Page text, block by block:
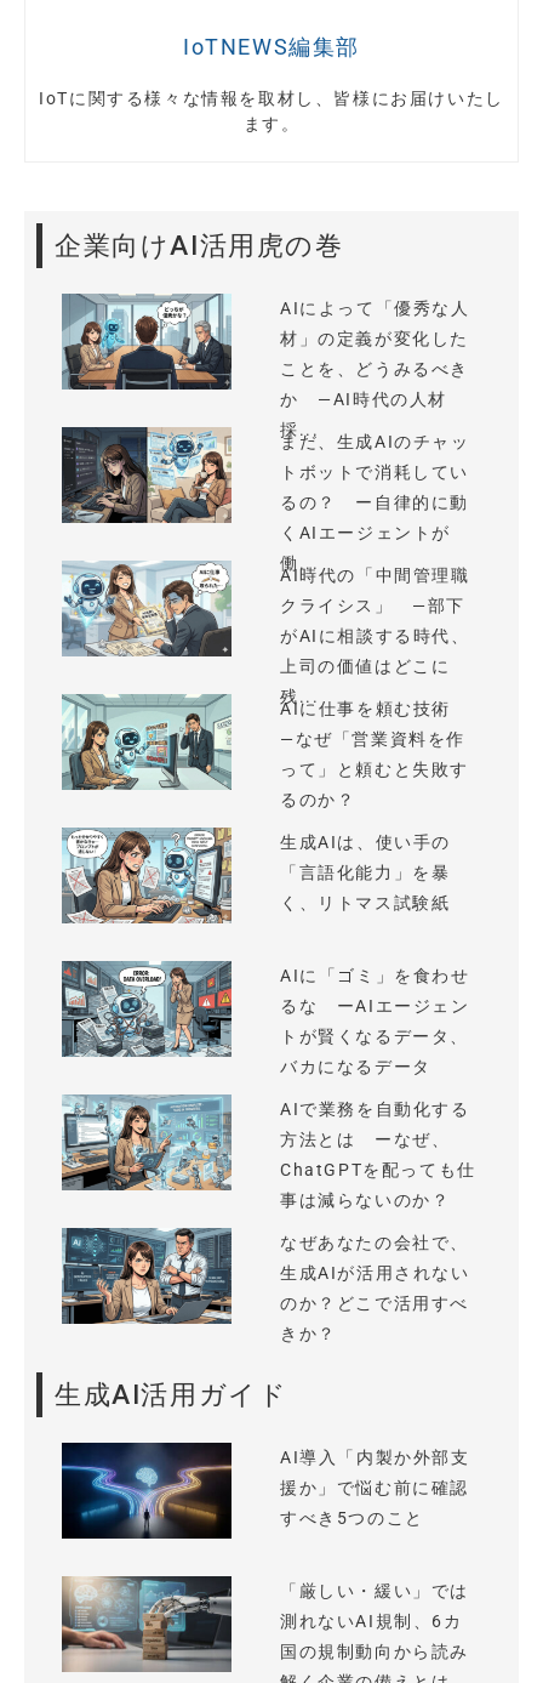
IoTNEWS編集部
IoTに関する様々な情報を取材し、皆様にお届けいたし
ます。
企業向けAI活用虎の巻
AIによって「優秀な人
材」の定義が変化した
ことを、どうみるべき
か —AI時代の人材
採...
まだ、生成AIのチャッ
トボットで消耗してい
るの？ ー自律的に動
くAIエージェントが
働...
AI時代の「中間管理職
クライシス」 —部下
がAIに相談する時代、
上司の価値はどこに
残...
AIに仕事を頼む技術
—なぜ「営業資料を作
って」と頼むと失敗す
るのか？
生成AIは、使い手の
「言語化能力」を暴
く、リトマス試験紙
AIに「ゴミ」を食わせ
るな ーAIエージェン
トが賢くなるデータ、
バカになるデータ
AIで業務を自動化する
方法とは ーなぜ、
ChatGPTを配っても仕
事は減らないのか？
なぜあなたの会社で、
生成AIが活用されない
のか？どこで活用すべ
きか？
生成AI活用ガイド
AI導入「内製か外部支
援か」で悩む前に確認
すべき5つのこと
「厳しい・緩い」では
測れないAI規制、6カ
国の規制動向から読み